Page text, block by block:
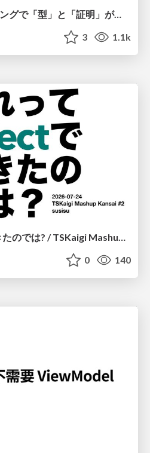
なぜ関数型プログラミングで「型」と「証明」が語られるのか #fp_matsuri
3 1.1k
0 140